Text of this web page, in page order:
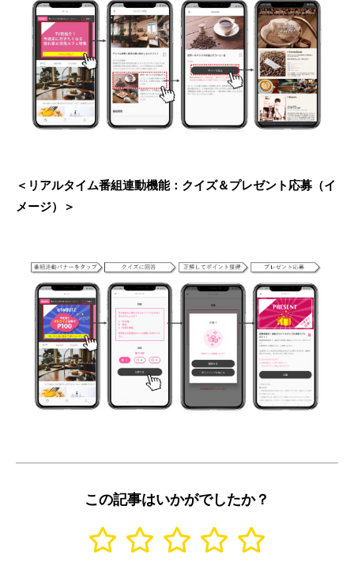
＜リアルタイム番組連動機能：クイズ＆プレゼント応募（イ
メージ）＞
この記事はいかがでしたか？